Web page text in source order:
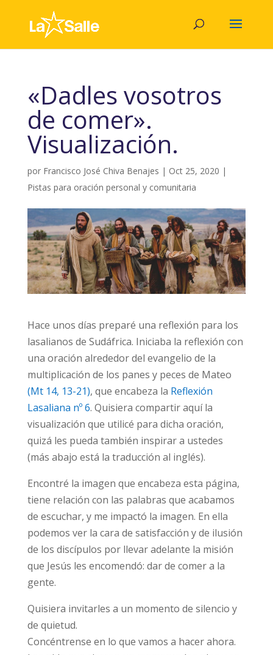
«Dadles vosotros
de comer».
Visualización.
por Francisco José Chiva Benajes | Oct 25, 2020 |
Pistas para oración personal y comunitaria
Hace unos días preparé una reflexión para los
lasalianos de Sudáfrica. Iniciaba la reflexión con
una oración alrededor del evangelio de la
multiplicación de los panes y peces de Mateo
(Mt 14, 13-21), que encabeza la Reflexión
Lasaliana nº 6. Quisiera compartir aquí la
visualización que utilicé para dicha oración,
quizá les pueda también inspirar a ustedes
(más abajo está la traducción al inglés).
Encontré la imagen que encabeza esta página,
tiene relación con las palabras que acabamos
de escuchar, y me impactó la imagen. En ella
podemos ver la cara de satisfacción y de ilusión
de los discípulos por llevar adelante la misión
que Jesús les encomendó: dar de comer a la
gente.
Quisiera invitarles a un momento de silencio y
de quietud.
Concéntrense en lo que vamos a hacer ahora.